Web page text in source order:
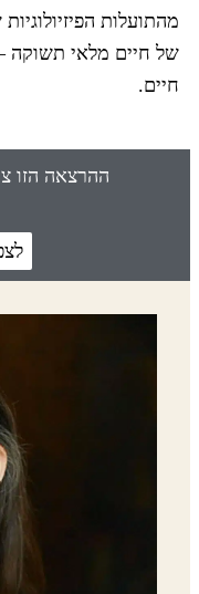
מהתועלות
של חיים מלאי תשוקה
חיים.
ההרצאה הזו